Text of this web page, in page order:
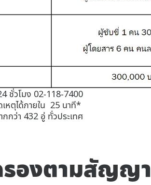
ชั่วโมง 02-118-7400
หตุได้ภายใน 25 นาที*
กว่า 432 อู่ ทั่วประเทศ
รองตามสัญญา